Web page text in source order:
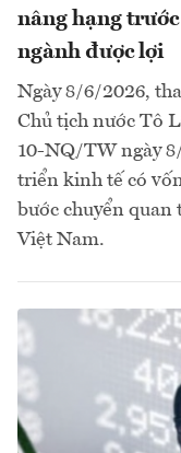
nâng hạng
ngành được lợi
Ngày 8/6/2026,
Chủ tịch nước Tô
10-NQ/TW ngày
triển kinh tế có
bước chuyển
Việt Nam.